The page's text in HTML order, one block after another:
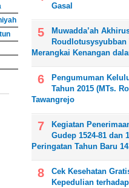
Gasal
Muwadda’ah
Roudlotusysyubban
Merangkai Kenangan
Pengumuman
Tahun 2015 (MTs.
Tawangrejo
Kegiatan
Gudep 1524-81 dan
Peringatan Tahun Baru
Cek Kesehatan
Kepedulian